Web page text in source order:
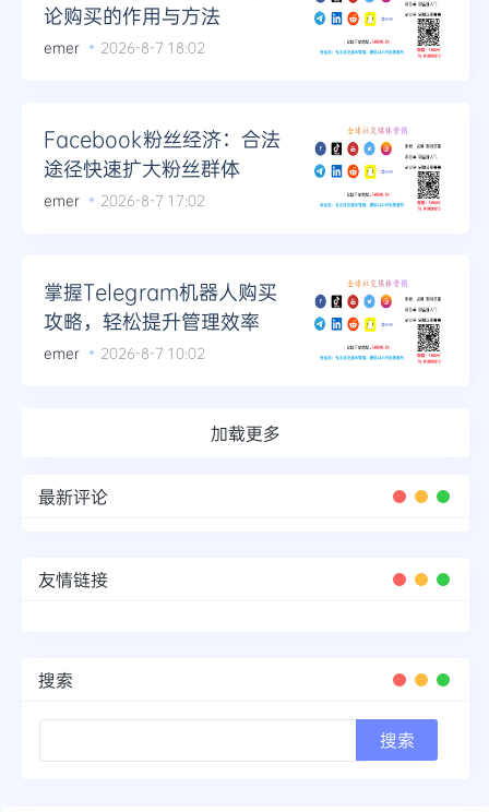
论购买的作用与方法
emer 2026-8-7 18:02
Facebook粉丝经济：合法
途径快速扩大粉丝群体
emer 2026-8-7 17:02
掌握Telegram机器人购买
攻略，轻松提升管理效率
emer 2026-8-7 10:02
加载更多
最新评论
友情链接
搜索